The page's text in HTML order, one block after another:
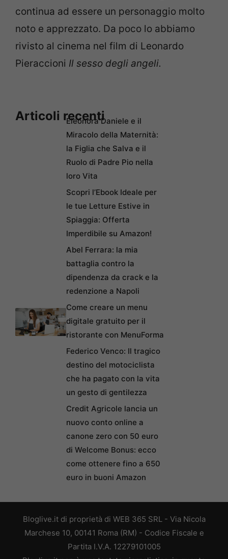
continua ad essere un personaggio molto
noto e apprezzato. Da poco lo abbiamo
rivisto al cinema nel film di Leonardo
Pieraccioni Il sesso degli angeli.
Articoli recentiEleonora Daniele e il
Miracolo della Maternità:
la Figlia che Salva e il
Ruolo di Padre Pio nella
loro Vita
Scopri l’Ebook Ideale per
le tue Letture Estive in
Spiaggia: Offerta
Imperdibile su Amazon!
Abel Ferrara: la mia
battaglia contro la
dipendenza da crack e la
redenzione a Napoli
Come creare un menu
digitale gratuito per il
ristorante con MenuForma
Federico Venco: Il tragico
destino del motociclista
che ha pagato con la vita
un gesto di gentilezza
Credit Agricole lancia un
nuovo conto online a
canone zero con 50 euro
di Welcome Bonus: ecco
come ottenere fino a 650
euro in buoni Amazon
Bloglive.it di proprietà di WEB 365 SRL - Via Nicola
Marchese 10, 00141 Roma (RM) - Codice Fiscale e
Partita I.V.A. 12279101005